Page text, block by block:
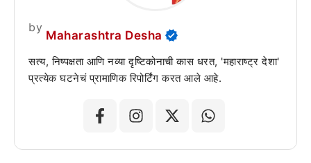
by
Maharashtra Desha
सत्य, निष्पक्षता आणि नव्या दृष्टिकोनाची कास धरत, 'महाराष्ट्र देशा'
प्रत्येक घटनेचं प्रामाणिक रिपोर्टिंग करत आले आहे.